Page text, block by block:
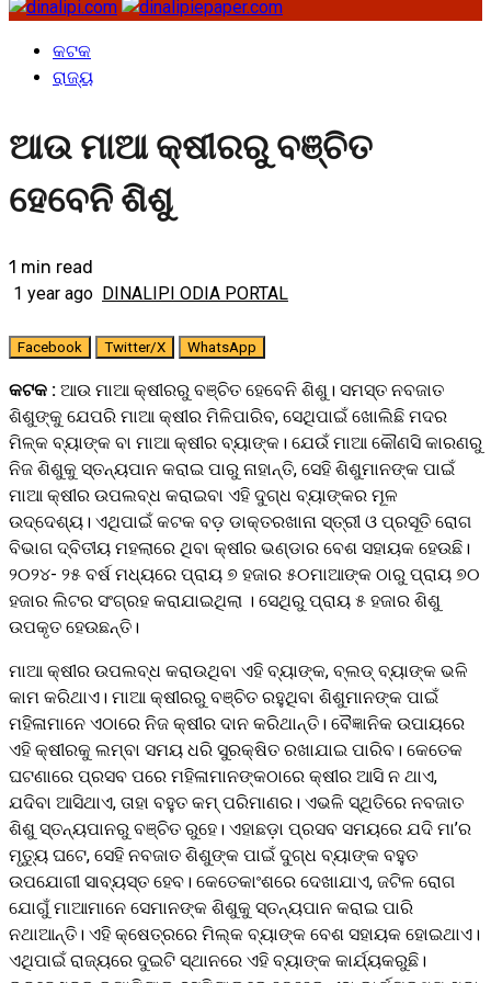
କଟକ
ରାଜ୍ୟ
ଆଉ ମାଆ କ୍ଷୀରରୁ ବଞ୍ଚିତ
ହେବେନି ଶିଶୁ
1 min read
1 year ago DINALIPI ODIA PORTAL
Facebook Twitter/X WhatsApp
କଟକ : ଆଉ ମାଆ କ୍ଷୀରରୁ ବଞ୍ଚିତ ହେବେନି ଶିଶୁ। ସମସ୍ତ ନବଜାତ
ଶିଶୁଙ୍କୁ ଯେପରି ମାଆ କ୍ଷୀର ମିଳିପାରିବ, ସେଥିପାଇଁ ଖୋଲିଛି ମଦର
ମିଳ୍କ ବ୍ୟାଙ୍କ ବା ମାଆ କ୍ଷୀର ବ୍ୟାଙ୍କ। ଯେଉଁ ମାଆ କୌଣସି କାରଣରୁ
ନିଜ ଶିଶୁକୁ ସ୍ତନ୍ୟପାନ କରାଇ ପାରୁ ନାହାନ୍ତି, ସେହି ଶିଶୁମାନଙ୍କ ପାଇଁ
ମାଆ କ୍ଷୀର ଉପଲବ୍ଧ କରାଇବା ଏହି ଦୁଗ୍ଧ ବ୍ୟାଙ୍କର ମୂଳ
ଉଦ୍ଦେଶ୍ୟ। ଏଥିପାଇଁ କଟକ ବଡ଼ ଡାକ୍ତରଖାନା ସ୍ତ୍ରୀ ଓ ପ୍ରସୂତି ରୋଗ
ବିଭାଗ ଦ୍ବିତୀୟ ମହଲାରେ ଥିବା କ୍ଷୀର ଭଣ୍ଡାର ବେଶ ସହାୟକ ହେଉଛି।
୨୦୨୪- ୨୫ ବର୍ଷ ମଧ୍ୟରେ ପ୍ରାୟ ୭ ହଜାର ୫୦ମାଆଙ୍କ ଠାରୁ ପ୍ରାୟ ୭୦
ହଜାର ଲିଟର ସଂଗ୍ରହ କରାଯାଇଥିଲା । ସେଥିରୁ ପ୍ରାୟ ୫ ହଜାର ଶିଶୁ
ଉପକୃତ ହେଉଛନ୍ତି।
ମାଆ କ୍ଷୀର ଉପଲବ୍ଧ କରାଉଥିବା ଏହି ବ୍ୟାଙ୍କ, ବ୍ଲଡ୍‌ ବ୍ୟାଙ୍କ ଭଳି
କାମ କରିଥାଏ। ମାଆ କ୍ଷୀରରୁ ବଞ୍ଚିତ ରହୁଥିବା ଶିଶୁମାନଙ୍କ ପାଇଁ
ମହିଳାମାନେ ଏଠାରେ ନିଜ କ୍ଷୀର ଦାନ କରିଥାନ୍ତି। ବୈଜ୍ଞାନିକ ଉପାୟରେ
ଏହି କ୍ଷୀରକୁ ଲମ୍ବା ସମୟ ଧରି ସୁରକ୍ଷିତ ରଖାଯାଇ ପାରିବ। କେତେକ
ଘଟଣାରେ ପ୍ରସବ ପରେ ମହିଳାମାନଙ୍କଠାରେ କ୍ଷୀର ଆସି ନ ଥାଏ,
ଯଦିବା ଆସିଥାଏ, ତାହା ବହୁତ କମ୍‌ ପରିମାଣର। ଏଭଳି ସ୍ଥିତିରେ ନବଜାତ
ଶିଶୁ ସ୍ତନ୍ୟପାନରୁ ବଞ୍ଚିତ ରୁହେ। ଏହାଛଡ଼ା ପ୍ରସବ ସମୟରେ ଯଦି ମା’ର
ମୃତ୍ୟୁ ଘଟେ, ସେହି ନବଜାତ ଶିଶୁଙ୍କ ପାଇଁ ଦୁଗ୍ଧ ବ୍ୟାଙ୍କ ବହୁତ
ଉପଯୋଗୀ ସାବ୍ୟସ୍ତ ହେବ। କେତେକାଂଶରେ ଦେଖାଯାଏ, ଜଟିଳ ରୋଗ
ଯୋଗୁଁ ମାଆମାନେ ସେମାନଙ୍କ ଶିଶୁକୁ ସ୍ତନ୍ୟପାନ କରାଇ ପାରି
ନଥାଆନ୍ତି। ଏହି କ୍ଷେତ୍ରରେ ମିଲ୍କ ବ୍ୟାଙ୍କ ବେଶ ସହାୟକ ହୋଇଥାଏ।
ଏଥିପାଇଁ ରାଜ୍ୟରେ ଦୁଇଟି ସ୍ଥାନରେ ଏହି ବ୍ୟାଙ୍କ କାର୍ଯ୍ୟକରୁଛି।